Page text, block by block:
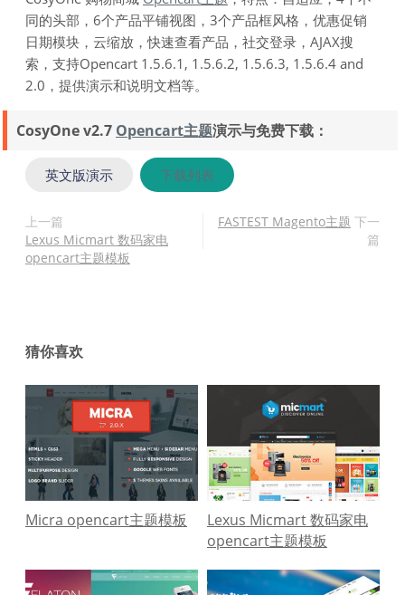
同的头部，6个产品平铺视图，3个产品框风格，优惠促销
日期模块，云缩放，快速查看产品，社交登录，AJAX搜
索，支持Opencart 1.5.6.1, 1.5.6.2, 1.5.6.3, 1.5.6.4 and
2.0，提供演示和说明文档等。
CosyOne v2.7 Opencart主题演示与免费下载：
英文版演示 下载列表
上一篇
Lexus Micmart 数码家电
opencart主题模板
FASTEST Magento主题 下一
篇
猜你喜欢
Micra opencart主题模板
Lexus Micmart 数码家电
opencart主题模板